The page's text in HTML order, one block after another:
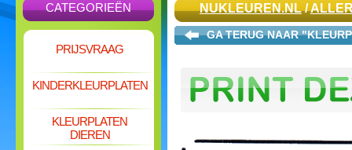
CATEGORIEËN
PRIJSVRAAG
KINDERKLEURPLATEN
KLEURPLATEN
DIEREN
NUKLEUREN.NL/
GA TERUG NAAR